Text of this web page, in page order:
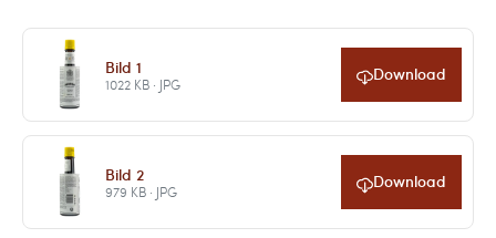
Bild 1
1022 KB · JPG Download
Bild 2
979 KB · JPG Download